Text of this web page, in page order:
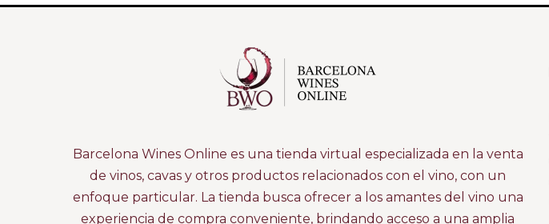
Barcelona Wines Online es una tienda virtual especializada en la venta
de vinos, cavas y otros productos relacionados con el vino, con un
enfoque particular. La tienda busca ofrecer a los amantes del vino una
experiencia de compra conveniente, brindando acceso a una amplia